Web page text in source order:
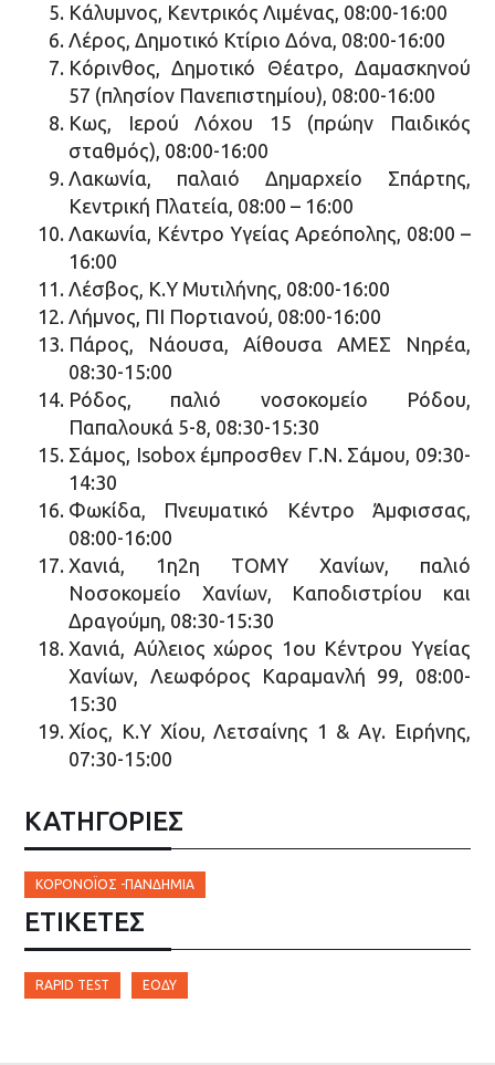
Κάλυμνος, Κεντρικός Λιμένας, 08:00-16:00
Λέρος, Δημοτικό Κτίριο Δόνα, 08:00-16:00
Κόρινθος, Δημοτικό Θέατρο, Δαμασκηνού
57 (πλησίον Πανεπιστημίου), 08:00-16:00
Κως, Ιερού Λόχου 15 (πρώην Παιδικός
σταθμός), 08:00-16:00
Λακωνία, παλαιό Δημαρχείο Σπάρτης,
Κεντρική Πλατεία, 08:00 – 16:00
Λακωνία, Κέντρο Υγείας Αρεόπολης, 08:00 –
16:00
Λέσβος, Κ.Υ Μυτιλήνης, 08:00-16:00
Λήμνος, ΠΙ Πορτιανού, 08:00-16:00
Πάρος, Νάουσα, Αίθουσα ΑΜΕΣ Νηρέα,
08:30-15:00
Ρόδος, παλιό νοσοκομείο Ρόδου,
Παπαλουκά 5-8, 08:30-15:30
Σάμος, Isobox έμπροσθεν Γ.Ν. Σάμου, 09:30-
14:30
Φωκίδα, Πνευματικό Κέντρο Άμφισσας,
08:00-16:00
Χανιά, 1η2η ΤΟΜΥ Χανίων, παλιό
Νοσοκομείο Χανίων, Καποδιστρίου και
Δραγούμη, 08:30-15:30
Χανιά, Αύλειος χώρος 1ου Κέντρου Υγείας
Χανίων, Λεωφόρος Καραμανλή 99, 08:00-
15:30
Χίος, Κ.Υ Χίου, Λετσαίνης 1 & Αγ. Ειρήνης,
07:30-15:00
ΚΑΤΗΓΟΡΙΕΣ
ΚΟΡΟΝΟΪΟΣ -ΠΑΝΔΗΜΙΑ
ΕΤΙΚΈΤΕΣ
RAPID TEST ΕΟΔΥ